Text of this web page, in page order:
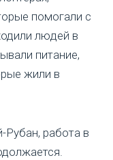
помогали с
людей в
питание,
жили в
работа в